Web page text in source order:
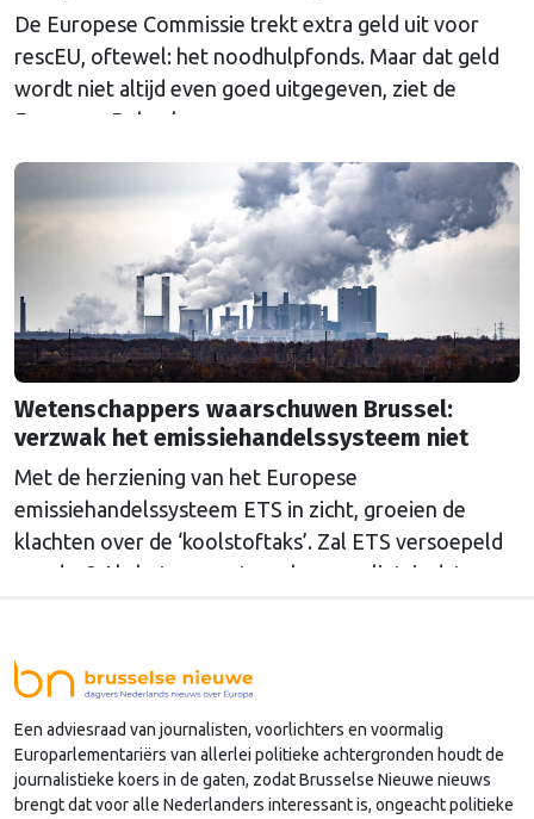
De Europese Commissie trekt extra geld uit voor
rescEU, oftewel: het noodhulpfonds. Maar dat geld
wordt niet altijd even goed uitgegeven, ziet de
Europese Rekenkamer.
Wetenschappers waarschuwen Brussel:
verzwak het emissiehandelssysteem niet
Met de herziening van het Europese
emissiehandelssysteem ETS in zicht, groeien de
klachten over de ‘koolstoftaks’. Zal ETS versoepeld
worden? Als het aan wetenschappers ligt, is dat een
Een adviesraad van journalisten, voorlichters en voormalig
Europarlementariërs van allerlei politieke achtergronden houdt de
journalistieke koers in de gaten, zodat Brusselse Nieuwe nieuws
brengt dat voor alle Nederlanders interessant is, ongeacht politieke